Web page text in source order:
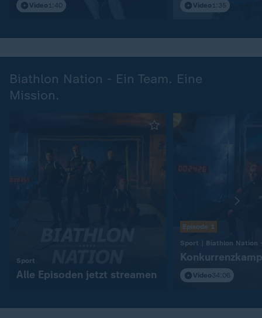
Video 1:40 Video 1:35
Biathlon Nation - Ein Team. Eine
Mission.
Sport
Alle Episoden jetzt streamen
Episode 1
Video34:06